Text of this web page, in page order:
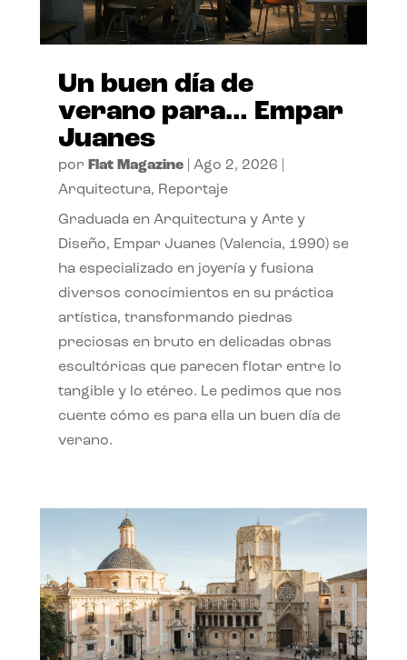
Un buen día de
verano para… Empar
Juanes
por Flat Magazine| Ago 2, 2026
Arquitectura, Reportaje
Graduada en Arquitectura y Arte y
Diseño, Empar Juanes (Valencia, 1990) se
ha especializado en joyería y fusiona
diversos conocimientos en su práctica
artística, transformando piedras
preciosas en bruto en delicadas obras
escultóricas que parecen flotar entre lo
tangible y lo etéreo. Le pedimos que nos
cuente cómo es para ella un buen día de
verano.